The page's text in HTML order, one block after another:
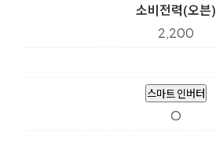
소비전력(오븐)
2,200
스마트 인버터
O